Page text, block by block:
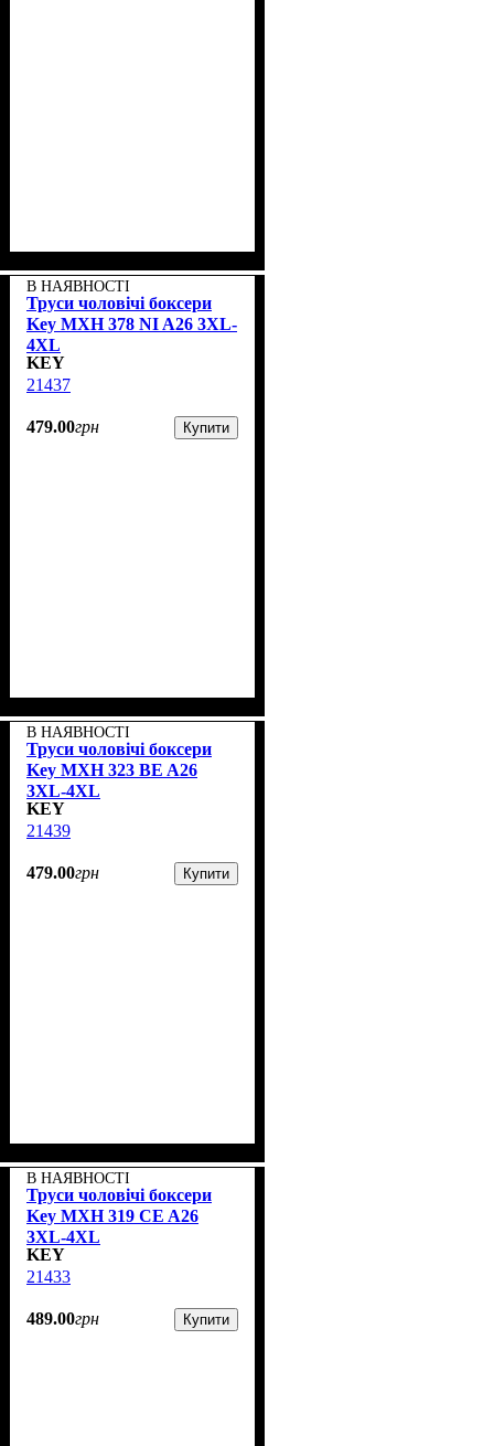
В НАЯВНОСТІ
Труси чоловічі боксери
Key MXH 378 NI A26 3XL-
4XL
KEY
21437
479.00грн Купити
В НАЯВНОСТІ
Труси чоловічі боксери
Key MXH 323 BE A26
3XL-4XL
KEY
21439
479.00грн Купити
В НАЯВНОСТІ
Труси чоловічі боксери
Key MXH 319 CE A26
3XL-4XL
KEY
21433
489.00грн Купити